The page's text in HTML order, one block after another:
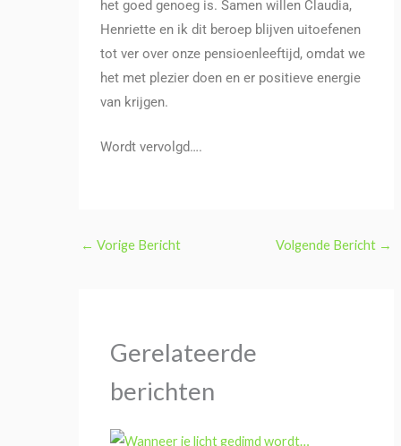
het goed genoeg is. Samen willen Claudia,
Henriette en ik dit beroep blijven uitoefenen
tot ver over onze pensioenleeftijd, omdat we
het met plezier doen en er positieve energie
van krijgen.
Wordt vervolgd….
← Vorige Bericht Volgende Bericht →
Gerelateerde
berichten